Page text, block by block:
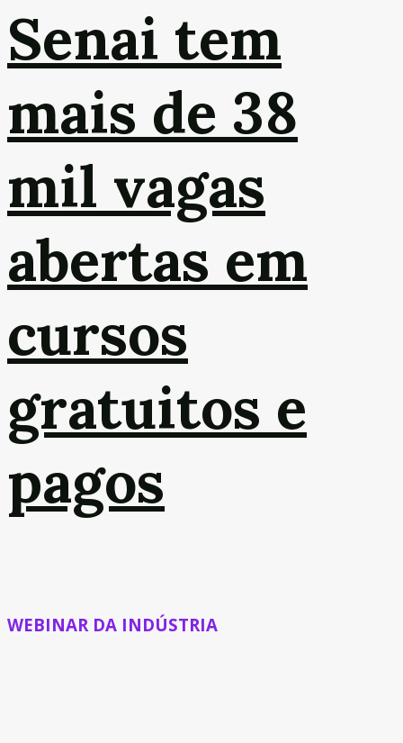
Senai tem
mais de 38
mil vagas
abertas em
cursos
gratuitos e
pagos
WEBINAR DA INDÚSTRIA